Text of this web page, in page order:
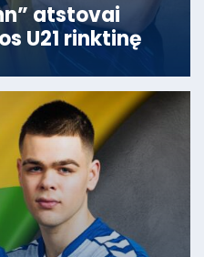
atstovai
U21 rinktinę